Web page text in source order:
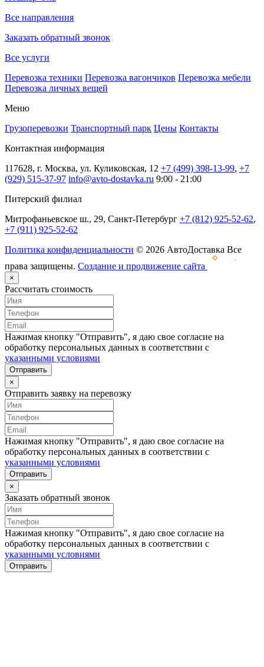
Все направления
Заказать обратный звонок
Все услуги
Перевозка техники Перевозка вагончиков Перевозка мебели
Перевозка личных вещей
Меню
Грузоперевозки Транспортный парк Цены Контакты
Контактная информация
117628, г. Москва, ул. Куликовская, 12 +7 (499) 398-13-99, +7
(929) 515-37-97 info@avto-dostavka.ru 9:00 - 21:00
Питерский филиал
Митрофаньевское ш., 29, Санкт-Петербург +7 (812) 925-52-62,
+7 (911) 925-52-62
Политика конфиденциальности © 2026 АвтоДоставка Все
права защищены. Создание и продвижение сайта
×
Рассчитать стоимость
Нажимая кнопку "Отправить", я даю свое согласие на
обработку персональных данных в соответствии с
указанными условиями
Отправить
×
Отправить заявку на перевозку
Нажимая кнопку "Отправить", я даю свое согласие на
обработку персональных данных в соответствии с
указанными условиями
Отправить
×
Заказать обратный звонок
Нажимая кнопку "Отправить", я даю свое согласие на
обработку персональных данных в соответствии с
указанными условиями
Отправить